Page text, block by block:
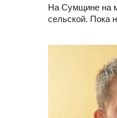
На Сумщине на
сельской. Пока